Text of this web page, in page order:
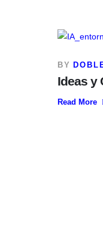
BY
Ideas y
Read More